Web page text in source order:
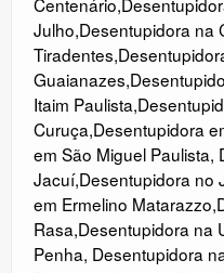
Julho,Desentupidora na
Tiradentes,
Guaianazes,
Itaim Paulista,
Curuça,Desentupidora
em São Miguel Paulista,
Jacuí,Desentupidora no
em Ermelino Matarazzo,
Rasa,Desentupidora na
Penha, Desentupidora